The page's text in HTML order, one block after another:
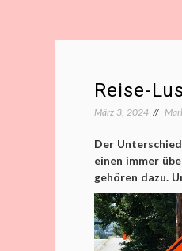
Reise-
März 3, 2024
Der
einen immer
gehören dazu.